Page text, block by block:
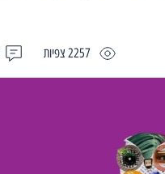
2257 צפיות